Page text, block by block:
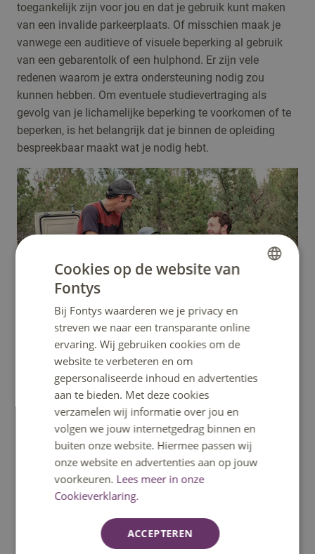
toegankelijk zijn voor jou en dat je gebruik kunt maken
van een invalide parkeerplaats. Of misschien maak je
vanwege een auditieve of visuele beperking al gebruik
van een gebarentolk of een hulphond. Er zijn vele
redenen waarom je extra ondersteuning nodig zou
kunnen hebben. Om eventuele studievertraging als
gevolg van je lichamelijke beperking te voorkomen of te
beperken, is het belangrijk dat je binnen de opleiding
bespreekbaar maakt wat je nodig hebt.
Wat kun je zelf doen?
houdt over je studie. Dit houdt ook in dat je zelf bepaalt
of je wel/niet aan anderen vertelt dat je een lichamelijke
beperking of ziekte hebt. We adviseren echter wel enige
mate van openheid, dit bevordert de samenwerking met
je medestudenten en docenten. Mocht je het spannend
Cookies op de website van
Fontys
Bij Fontys waarderen we je privacy en
streven we naar een transparante online
ervaring. Wij gebruiken cookies om de
website te verbeteren en om
gepersonaliseerde inhoud en advertenties
aan te bieden. Met deze cookies
verzamelen wij informatie over jou en
volgen we jouw internetgedrag binnen en
buiten onze website. Hiermee passen wij
onze website en advertenties aan op jouw
voorkeuren. Lees meer in onze
Cookieverklaring.
ACCEPTEREN